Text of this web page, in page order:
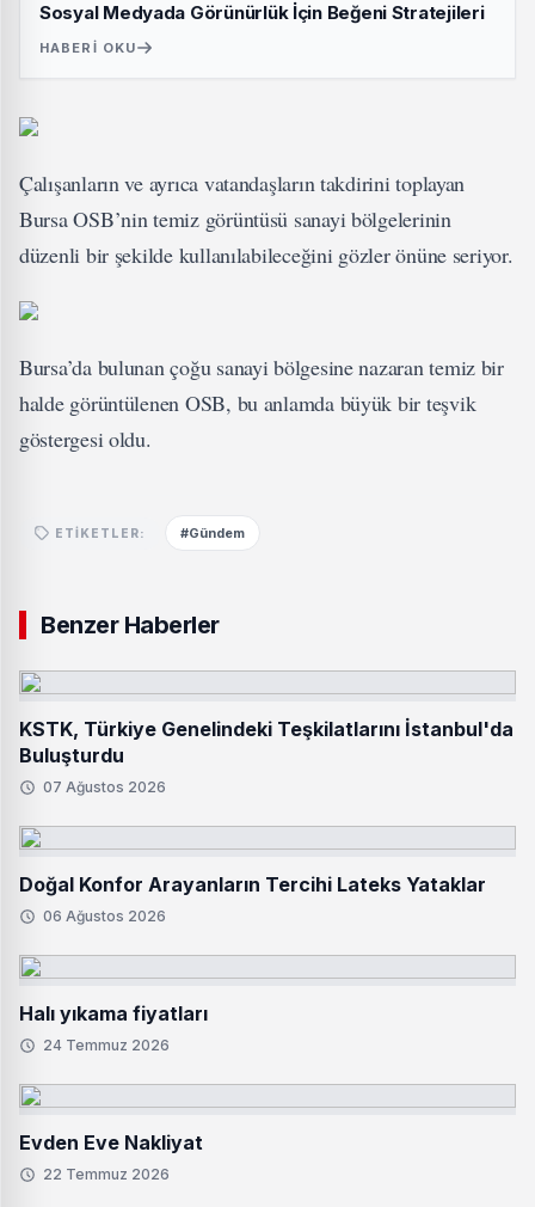
Sosyal Medyada Görünürlük İçin Beğeni Stratejileri
HABERI OKU
Çalışanların ve ayrıca vatandaşların takdirini toplayan
Bursa OSB’nin temiz görüntüsü sanayi bölgelerinin
düzenli bir şekilde kullanılabileceğini gözler önüne seriyor.
Bursa’da bulunan çoğu sanayi bölgesine nazaran temiz bir
halde görüntülenen OSB, bu anlamda büyük bir teşvik
göstergesi oldu.
ETIKETLER: #Gündem
Benzer Haberler
KSTK, Türkiye Genelindeki Teşkilatlarını İstanbul'da
Buluşturdu
07 Ağustos 2026
Doğal Konfor Arayanların Tercihi Lateks Yataklar
06 Ağustos 2026
Halı yıkama fiyatları
24 Temmuz 2026
Evden Eve Nakliyat
22 Temmuz 2026